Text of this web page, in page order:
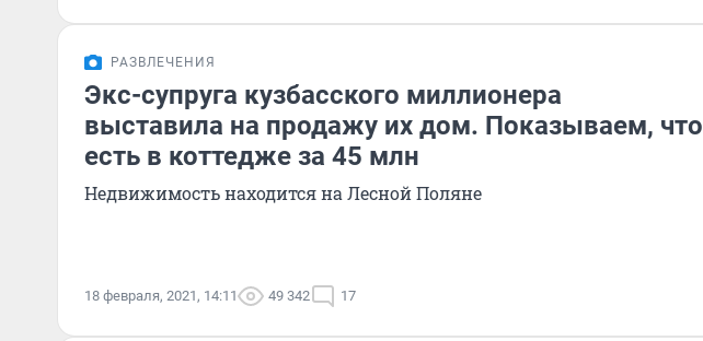
РАЗВЛЕЧЕНИЯ
Экс-супруга кузбасского миллионера
выставила на продажу их дом. Показываем, что
есть в коттедже за 45 млн
Недвижимость находится на Лесной Поляне
18 февраля, 2021, 14:11 49 342 17